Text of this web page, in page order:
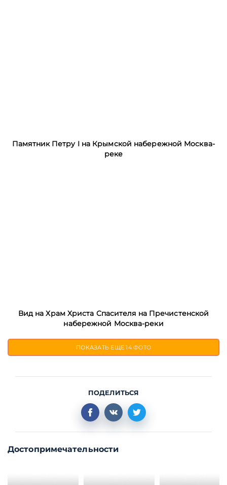
Памятник Петру I на Крымской набережной Москва-
реке
Вид на Храм Христа Спасителя на Пречистенской
набережной Москва-реки
ПОКАЗАТЬ ЕЩЕ14 ФОТО
ПОДЕЛИТЬСЯ
Достопримечательности